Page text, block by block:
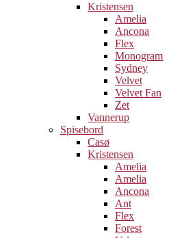
Kristensen
Amelia
Ancona
Flex
Monogram
Sydney
Velvet
Velvet Fan
Zet
Vannerup
Spisebord
Casø
Kristensen
Amelia
Amelia
Ancona
Ant
Flex
Forest